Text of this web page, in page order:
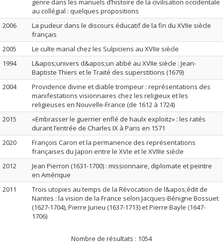
genre dans les manuels d’histoire de la civilisation occidentale
au collégial : quelques propositions
2006
La pudeur dans le discours éducatif de la fin du XVIIe siècle
français
2005
Le culte marial chez les Sulpiciens au XVIIe siècle
1994
L&apos;univers d&apos;un abbé au XVIIe siècle : Jean-
Baptiste Thiers et le Traité des superstitions (1679)
2004
Providence divine et diable trompeur : représentations des
manifestations visionnaires chez les religieux et les
religieuses en Nouvelle-France (de 1612 à 1724)
2015
«Embrasser le guerrier enflé de haulx exploitz» : les ratés
durant l’entrée de Charles IX à Paris en 1571
2020
François Caron et la permanence des représentations
françaises du Japon entre le XVIe et le XVIIIe siècle
2012
Jean Pierron (1631-1700) : missionnaire, diplomate et peintre
en Amérique
2011
Trois utopies au temps de la Révocation de l&apos;édit de
Nantes : la vision de la France selon Jacques-Bénigne Bossuet
(1627-1704), Pierre Jurieu (1637-1713) et Pierre Bayle (1647-
1706)
Nombre de résultats : 1054